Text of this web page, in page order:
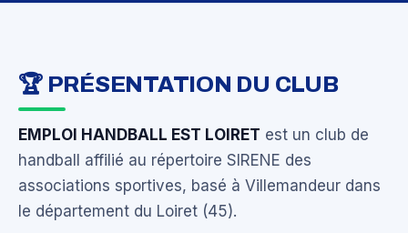
🏆 PRÉSENTATION DU CLUB
EMPLOI HANDBALL EST LOIRET est un club de
handball affilié au répertoire SIRENE des
associations sportives, basé à Villemandeur dans
le département du Loiret (45).